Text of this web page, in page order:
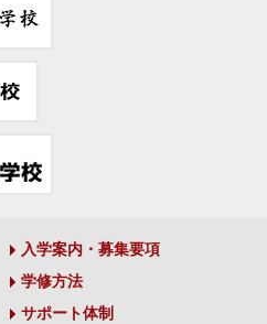
入学案内・募集要項
学修方法
サポート体制